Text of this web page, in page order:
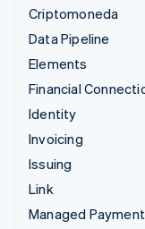
Criptomoneda
Data Pipeline
Elements
Financial
Identity
Invoicing
Issuing
Link
Managed